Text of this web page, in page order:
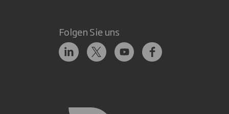
Folgen Sie uns